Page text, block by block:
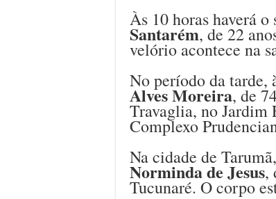
Às 10 horas haverá
Santarém, de 22
velório acontece na
No período da tarde,
Alves Moreira, de
Travaglia, no Jardim
Complexo
Na cidade de
Norminda de Jesus,
Tucunaré. O corpo